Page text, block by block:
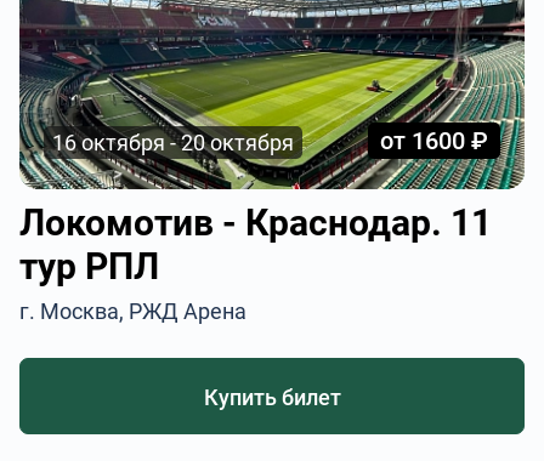
16 октября - 20 октября от 1600 ₽
Локомотив - Краснодар. 11
тур РПЛ
г. Москва, РЖД Арена
Купить билет